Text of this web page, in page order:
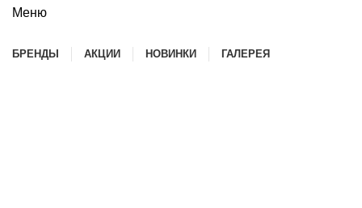
Меню
БРЕНДЫ АКЦИИ НОВИНКИ ГАЛЕРЕЯ